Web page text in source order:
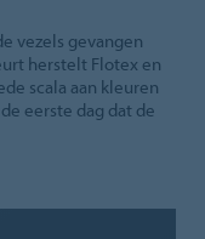
vezels gevangen
herstelt Flotex en
scala aan kleuren
eerste dag dat de